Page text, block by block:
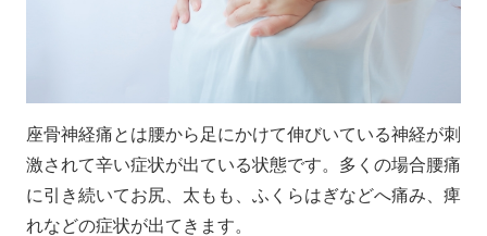
座骨神経痛とは腰から足にかけて伸びいている神経が刺
激されて辛い症状が出ている状態です。多くの場合腰痛
に引き続いてお尻、太もも、ふくらはぎなどへ痛み、痺
れなどの症状が出てきます。